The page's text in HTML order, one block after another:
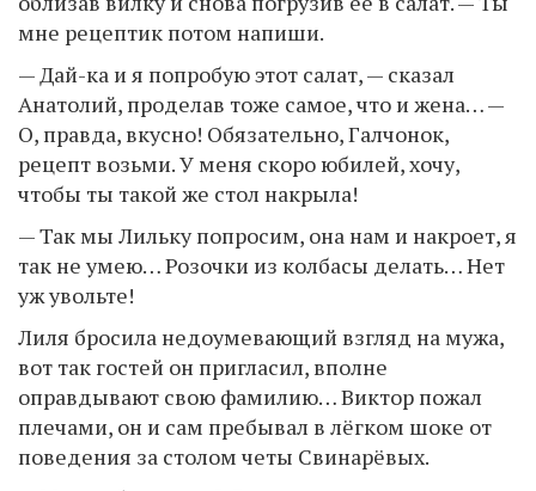
мне рецептик потом напиши.
— Дай-ка и я попробую этот салат, — сказал
Анатолий, проделав тоже самое, что и жена… —
О, правда, вкусно! Обязательно, Галчонок,
рецепт возьми. У меня скоро юбилей, хочу,
чтобы ты такой же стол накрыла!
— Так мы Лильку попросим, она нам и накроет, я
так не умею… Розочки из колбасы делать… Нет
уж увольте!
Лиля бросила недоумевающий взгляд на мужа,
вот так гостей он пригласил, вполне
оправдывают свою фамилию… Виктор пожал
плечами, он и сам пребывал в лёгком шоке от
поведения за столом четы Свинарёвых.